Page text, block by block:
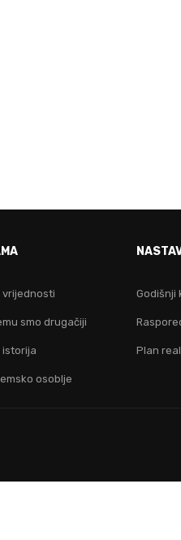
vrijednosti
smo drugačiji
istorija
osoblje
Godišnji
Plan